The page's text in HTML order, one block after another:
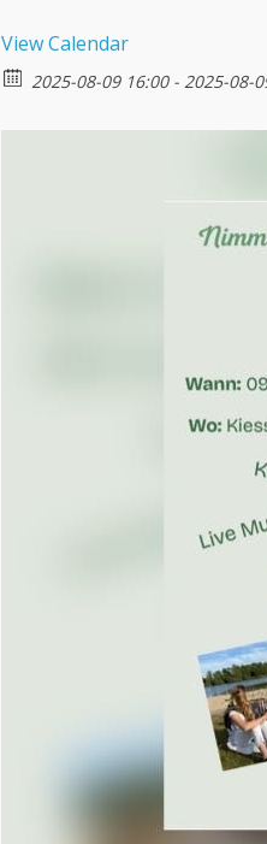
View Calendar
2025-08-09 16:00 - 2025-08-